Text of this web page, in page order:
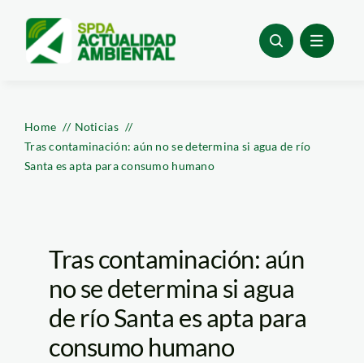
content
Home
Noticias
Tras contaminación: aún no se determina si agua de río
Santa es apta para consumo humano
Tras contaminación: aún
no se determina si agua
de río Santa es apta para
consumo humano